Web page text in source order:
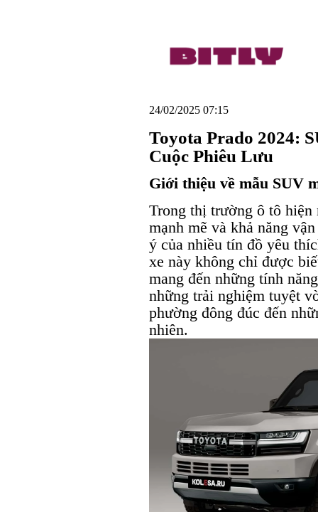
24/02/2025 07:15
Toyota Prado 2024:
Cuộc Phiêu Lưu
Giới thiệu về mẫu SUV
Trong thị trường ô tô
mạnh mẽ và khả năng
ý của nhiều tín đồ yêu
xe này không chỉ được
mang đến những tính
những trải nghiệm tuyệt
phường đông đúc đến
nhiên.